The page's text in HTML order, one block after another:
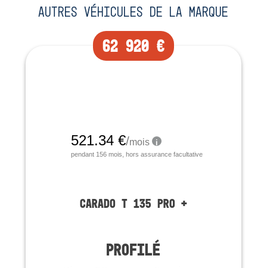
Autres véhicules de la marque
62 920 €
CARADO T 135 PRO +
PROFILÉ